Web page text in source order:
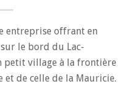
entreprise offrant en
le bord du Lac-
petit village à la frontière
et de celle de la Mauricie.